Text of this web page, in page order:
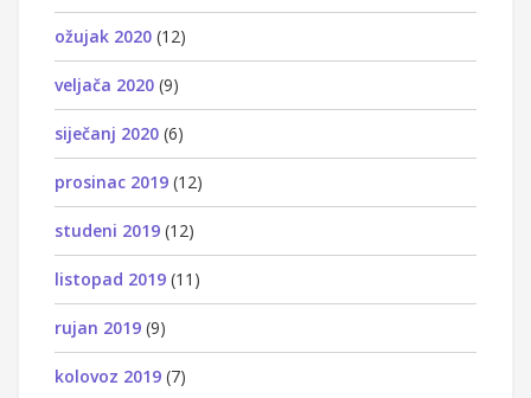
ožujak 2020 (12)
veljača 2020 (9)
siječanj 2020 (6)
prosinac 2019 (12)
studeni 2019 (12)
listopad 2019 (11)
rujan 2019 (9)
kolovoz 2019 (7)